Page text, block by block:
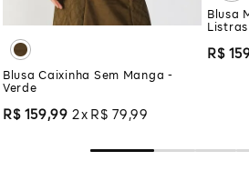
Blusa Caixinha Sem Manga -
Verde
R$ 159,99 2 R$ 79 ,99
Blusa
R$